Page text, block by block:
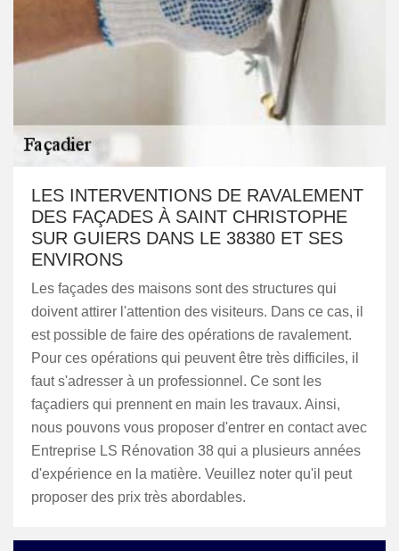
LES INTERVENTIONS DE RAVALEMENT
DES FAÇADES À SAINT CHRISTOPHE
SUR GUIERS DANS LE 38380 ET SES
ENVIRONS
Les façades des maisons sont des structures qui
doivent attirer l'attention des visiteurs. Dans ce cas, il
est possible de faire des opérations de ravalement.
Pour ces opérations qui peuvent être très difficiles, il
faut s'adresser à un professionnel. Ce sont les
façadiers qui prennent en main les travaux. Ainsi,
nous pouvons vous proposer d'entrer en contact avec
Entreprise LS Rénovation 38 qui a plusieurs années
d'expérience en la matière. Veuillez noter qu'il peut
proposer des prix très abordables.